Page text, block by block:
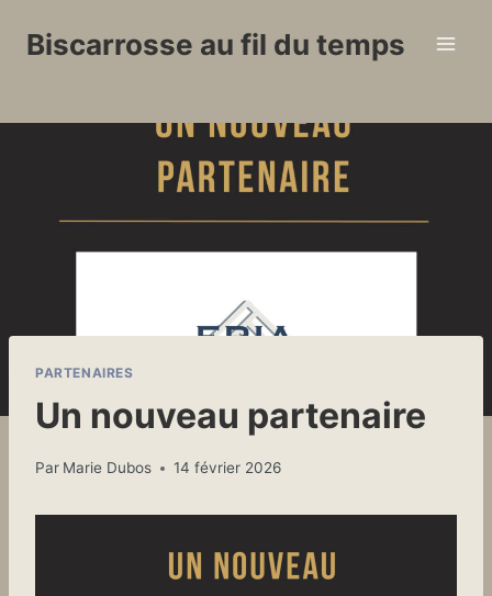
Biscarrosse au fil du temps
PARTENAIRES
Un nouveau partenaire
Par Marie Dubos 14 février 2026